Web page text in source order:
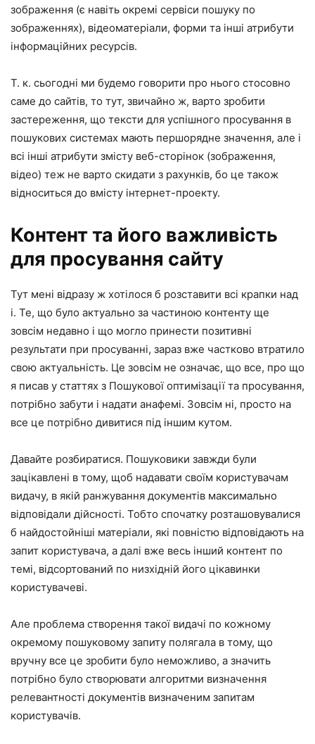
зображення (є навіть окремі сервіси пошуку по
зображеннях), відеоматеріали, форми та інші атрибути
інформаційних ресурсів.
Т. к. сьогодні ми будемо говорити про нього стосовно
саме до сайтів, то тут, звичайно ж, варто зробити
застереження, що тексти для успішного просування в
пошукових системах мають першорядне значення, але і
всі інші атрибути змісту веб-сторінок (зображення,
відео) теж не варто скидати з рахунків, бо це також
відноситься до вмісту інтернет-проекту.
Контент та його важливість
для просування сайту
Тут мені відразу ж хотілося б розставити всі крапки над
i. Те, що було актуально за частиною контенту ще
зовсім недавно і що могло принести позитивні
результати при просуванні, зараз вже частково втратило
свою актуальність. Це зовсім не означає, що все, про що
я писав у статтях з Пошукової оптимізації та просування,
потрібно забути і надати анафемі. Зовсім ні, просто на
все це потрібно дивитися під іншим кутом.
Давайте розбиратися. Пошуковики завжди були
зацікавлені в тому, щоб надавати своїм користувачам
видачу, в якій ранжування документів максимально
відповідали дійсності. Тобто спочатку розташовувалися
б найдостойніші матеріали, які повністю відповідають на
запит користувача, а далі вже весь інший контент по
темі, відсортований по низхідній його цікавинки
користувачеві.
Але проблема створення такої видачі по кожному
окремому пошуковому запиту полягала в тому, що
вручну все це зробити було неможливо, а значить
потрібно було створювати алгоритми визначення
релевантності документів визначеним запитам
користувачів.